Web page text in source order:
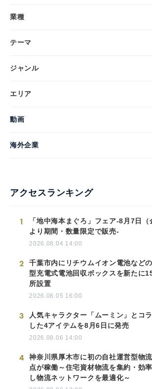
業種
テーマ
ジャンル
エリア
動画
海外企業
アクセスランキング
1
「地中海本まぐろ」フェア-8月7日（
より期間・数量限定で販売-
2026.08.04 14:00
2
千葉市内にリチウムイオン電池など
型充電式電池回収ボックスを新たに
所設置
2026.08.05 16:00
3
人気キャラクター「ムーミン」とコ
した4アイテムを8月6日に発売
2026.08.06 14:00
4
神奈川県厚木市に初の自社運営型物
点が稼働～住宅資材物流を集約・効
し物流ネットワークを最適化～